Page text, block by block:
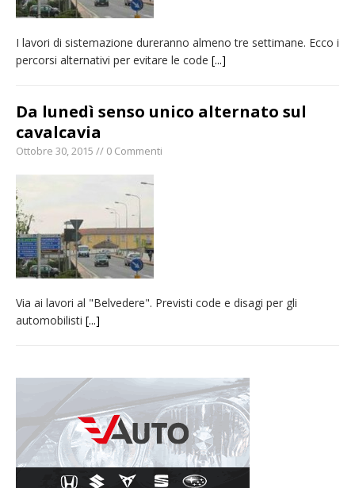
I lavori di sistemazione dureranno almeno tre settimane. Ecco i
percorsi alternativi per evitare le code [...]
Da lunedì senso unico alternato sul
cavalcavia
Ottobre 30, 2015 // 0 Commenti
Via ai lavori al "Belvedere". Previsti code e disagi per gli
automobilisti [...]